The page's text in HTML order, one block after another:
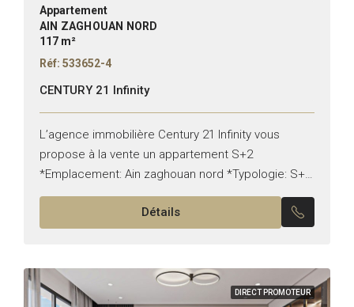
Appartement
AIN ZAGHOUAN NORD
117 m²
Réf: 533652-4
CENTURY 21 Infinity
L’agence immobilière Century 21 Infinity vous
propose à la vente un appartement S+2
*Emplacement: Ain zaghouan nord *Typologie: S+2
*Superficie: 117 m² Il est composé de: -Un salon,
une salle à manger...Détails
DIRECT PROMOTEUR